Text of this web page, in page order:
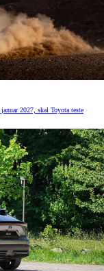
2027, skal Toyota teste